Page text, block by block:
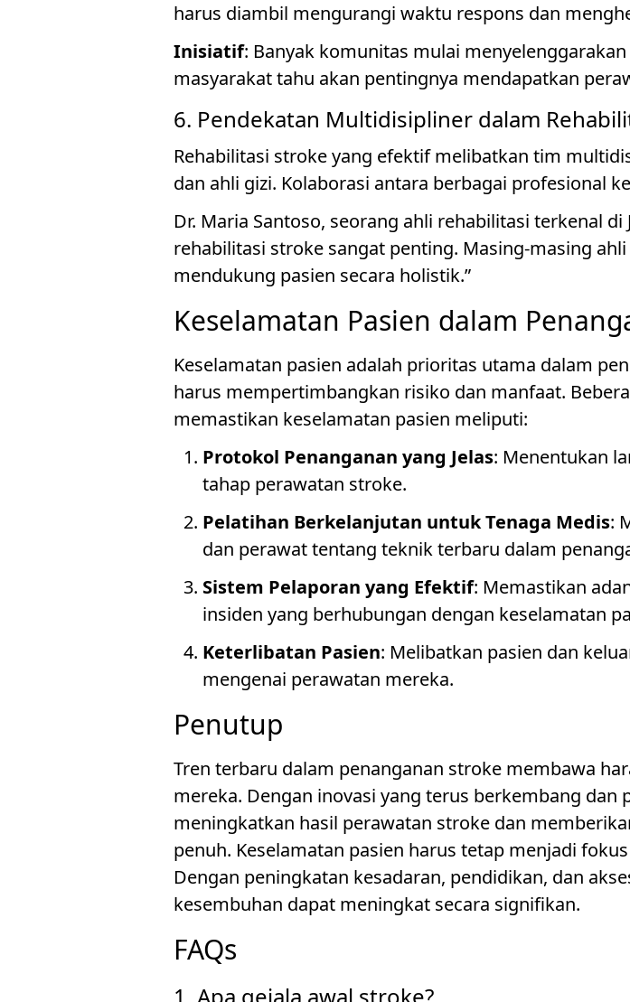
harus diambil mengurangi waktu respons dan
Inisiatif: Banyak komunitas mulai
masyarakat tahu akan pentingnya mendapatkan
6. Pendekatan Multidisipliner dalam
Rehabilitasi stroke yang efektif melibatkan tim
dan ahli gizi. Kolaborasi antara berbagai profesional
Dr. Maria Santoso, seorang ahli rehabilitasi terkenal
rehabilitasi stroke sangat penting. Masing-masing
mendukung pasien secara holistik.”
Keselamatan Pasien dalam
Keselamatan pasien adalah prioritas utama dalam
harus mempertimbangkan risiko dan manfaat.
memastikan keselamatan pasien meliputi:
Protokol Penanganan yang Jelas: Menentukan
tahap perawatan stroke.
Pelatihan Berkelanjutan untuk Tenaga Medis:
dan perawat tentang teknik terbaru dalam
Sistem Pelaporan yang Efektif: Memastikan
insiden yang berhubungan dengan keselamatan
Keterlibatan Pasien: Melibatkan pasien dan
mengenai perawatan mereka.
Penutup
Tren terbaru dalam penanganan stroke membawa
mereka. Dengan inovasi yang terus berkembang
meningkatkan hasil perawatan stroke dan
penuh. Keselamatan pasien harus tetap menjadi
Dengan peningkatan kesadaran, pendidikan, dan
kesembuhan dapat meningkat secara signifikan.
FAQs